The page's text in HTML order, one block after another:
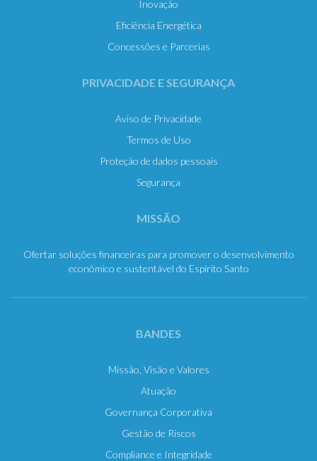
Inovação
Eficiência Energética
Concessões e Parcerias
PRIVACIDADE E SEGURANÇA
Aviso de Privacidade
Termos de Uso
Proteção de dados pessoais
Segurança
MISSÃO
Ofertar soluções financeiras para promover o desenvolvimento
econômico e sustentável do Espírito Santo
BANDES
Missão, Visão e Valores
Atuação
Governança Corporativa
Gestão de Riscos
Compliance e Integridade